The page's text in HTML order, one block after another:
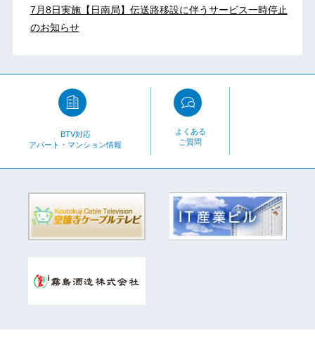
7月8日実施【日南局】伝送路移設に伴うサービス一時停止
のお知らせ
BTV対応
アパート・マンション情報
よくある
ご質問